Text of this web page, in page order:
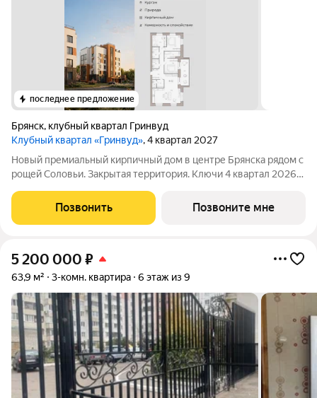
последнее предложение
Брянск, клубный квартал Гринвуд
Клубный квартал «Гринвуд», 4 квартал 2027
Новый премиальный кирпичный дом в центре Брянска рядом с
рощей Соловьи. Закрытая территория. Ключи 4 квapтал 2026
Сопровождаем сделку
Позвонить Позвоните мне
5 200 000 ₽
63,9 м² 3-комн. квартира 6 этаж из 9